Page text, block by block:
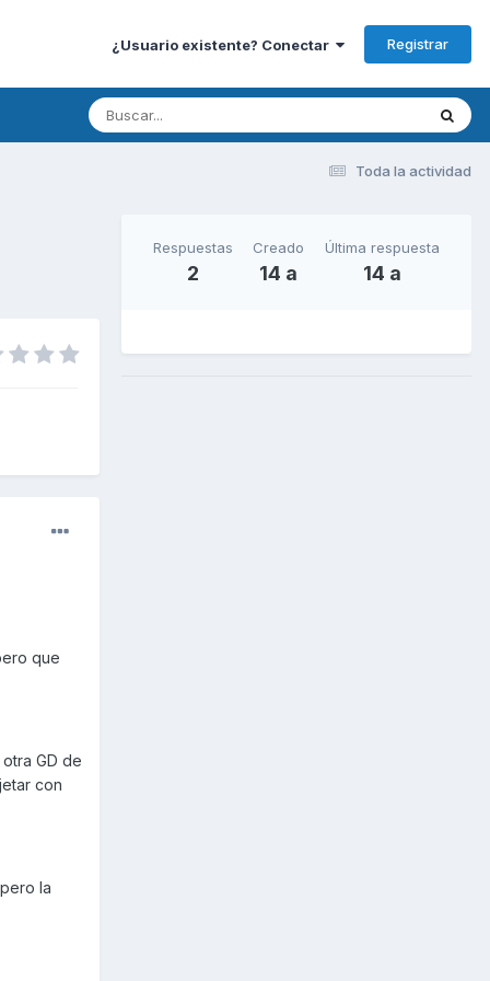
¿Usuario existente? Conectar Registrar
Toda la actividad
que
GD de
con
la
Respuestas
2
Creado
14 a
Última respuesta
14 a